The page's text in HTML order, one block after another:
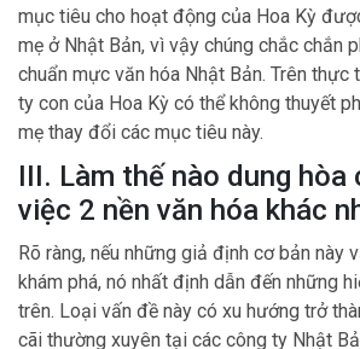
mục tiêu cho hoạt động của Hoa Kỳ
mẹ ở Nhật Bản, vì vậy chúng chắc chắn
chuẩn mực văn hóa Nhật Bản. Trên thực
ty con của Hoa Kỳ có thể không thuyết
mẹ thay đổi các mục tiêu này.
III. Làm thế nào dung hòa
việc 2 nền văn hóa khác
Rõ ràng, nếu những giả định cơ bản này
khám phá, nó nhất định dẫn đến những
trên. Loại vấn đề này có xu hướng trở
cãi thường xuyên tại các công ty Nhật